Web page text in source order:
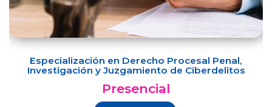
Especialización en Derecho Procesal Penal,
Investigación y Juzgamiento de Ciberdelitos
Presencial